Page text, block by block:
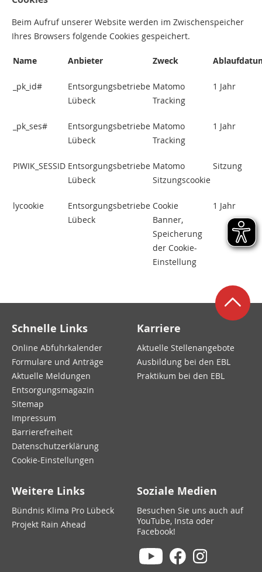
Beim Aufruf unserer Website werden im Zwischenspeicher
Ihres Browsers folgende Cookies gespeichert.
Name Anbieter Zweck
_pk_id#
Entsorgungsbetriebe
Lübeck
Matomo
Tracking
1 Jahr
_pk_ses#
Entsorgungsbetriebe
Lübeck
Matomo
Tracking
1 Jahr
PIWIK_SESSID Entsorgungsbetriebe
Lübeck
Matomo
Sitzungscookie
Sitzung
lycookie
Entsorgungsbetriebe
Lübeck
Cookie
Banner,
Speicherung
der Cookie-
Einstellung
1 Jahr
Schnelle Links
Online Abfuhrkalender
Formulare und Anträge
Aktuelle Meldungen
Entsorgungsmagazin
Sitemap
Impressum
Barrierefreiheit
Datenschutzerklärung
Cookie-Einstellungen
Karriere
Aktuelle Stellenangebote
Ausbildung bei den EBL
Praktikum bei den EBL
Weitere Links
Bündnis Klima Pro Lübeck
Projekt Rain Ahead
Soziale Medien
Besuchen Sie uns auch auf
YouTube, Insta oder
Facebook!